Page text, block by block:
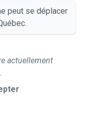
peut se déplacer
actuellement